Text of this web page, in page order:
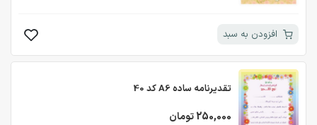
افزودن به سبد
تقدیرنامه ساده A6 کد 40
250,000 تومان